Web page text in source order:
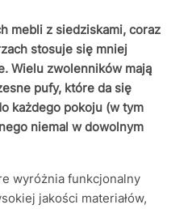
mebli z siedziskami, coraz
stosuje się mniej
Wielu zwolenników mają
pufy, które da się
każdego pokoju (w tym
niemal w dowolnym
wyróżnia funkcjonalny
jakości materiałów,